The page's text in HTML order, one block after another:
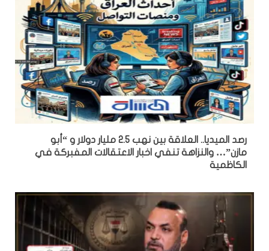
رصد الميديا.. العلاقة بين نهب 2.5 مليار دولار و “أبو
مازن”… والنزاهة تنفي اخبار الاعتقالات المفبركة في
الكاظمية